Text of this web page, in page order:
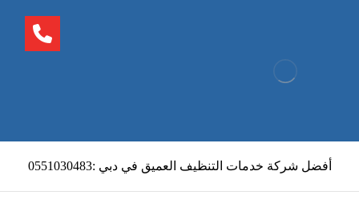
أفضل شركة خدمات التنظيف العميق في دبي :0551030483